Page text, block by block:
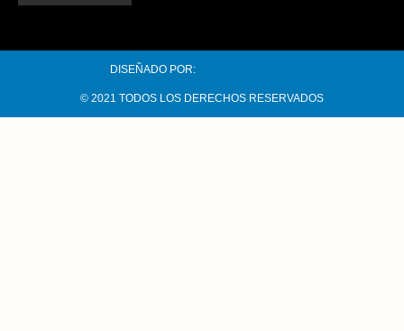
DISEÑADO POR:
© 2021 TODOS LOS DERECHOS RESERVADOS